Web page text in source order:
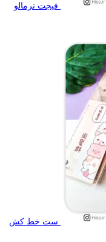
فیجت نرمالو
ست خط کش